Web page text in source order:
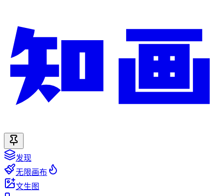
发现
无限画布
文生图